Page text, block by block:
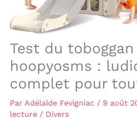
Test du toboggan
hoopyosms :
complet pour
Par Adélaïde Fevigniac / 9 août
lecture / Divers